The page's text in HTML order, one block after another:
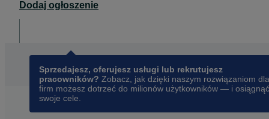
Dodaj ogłoszenie
Sprzedajesz, oferujesz usługi lub rekrutujesz
pracowników? Zobacz, jak dzięki naszym rozwiązaniom dla
firm możesz dotrzeć do milionów użytkowników — i osiągnąć
swoje cele.